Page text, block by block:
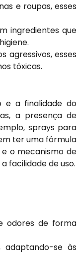
e roupas, esses
ingredientes que
agressivos, esses
tóxicas.
e a finalidade do
a presença de
sprays para
ter uma fórmula
o mecanismo de
facilidade de uso.
odores de forma
se às